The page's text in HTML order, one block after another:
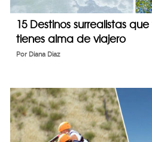
15 Destinos surrealistas
tienes alma de viajero
Por Diana Diaz